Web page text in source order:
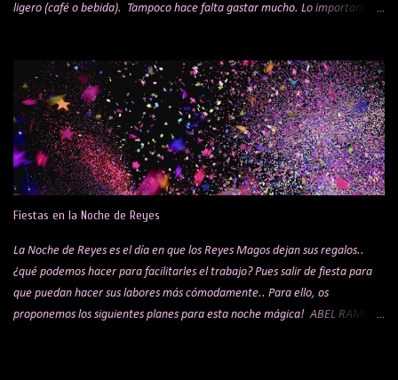
ligero (café o bebida). Tampoco hace falta gastar mucho. Lo importante
voz. Sabemos que es una elección muy personal; para gustos, colores, pero
si te has quedado sin ideas, aquí tienes algunas sugerencias que pueden
ayudarte a acertar. Antes de elegir el sitio, hay tres cosas clave que
pueden mejorar muchísimo la experiencia: Un buen perfume: Love Me de
Tous para ella y Scalpers The Club para él Ropa adecuada (ni demasiado
formal ni demasiado descuidado) Detalles básicos (aliento, aspecto) 1.
Mercado de San Miguel. Este sitio es un clásico, pero seguro que no falla,
es uno de los mercados de ...
Fiestas en la Noche de Reyes
La Noche de Reyes es el día en que los Reyes Magos dejan sus regalos..
¿qué podemos hacer para facilitarles el trabajo? Pues salir de fiesta para
que puedan hacer sus labores más cómodamente.. Para ello, os
proponemos los siguientes planes para esta noche mágica! ABEL RAMOS